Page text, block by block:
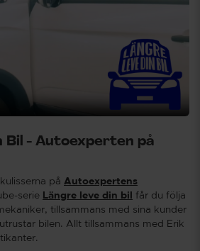
Bil - Autoexperten på
på Autoexpertens
serie Längre leve din bil
får du följa
tillsammans med sina kunder
bilen. Allt tillsammans med Erik